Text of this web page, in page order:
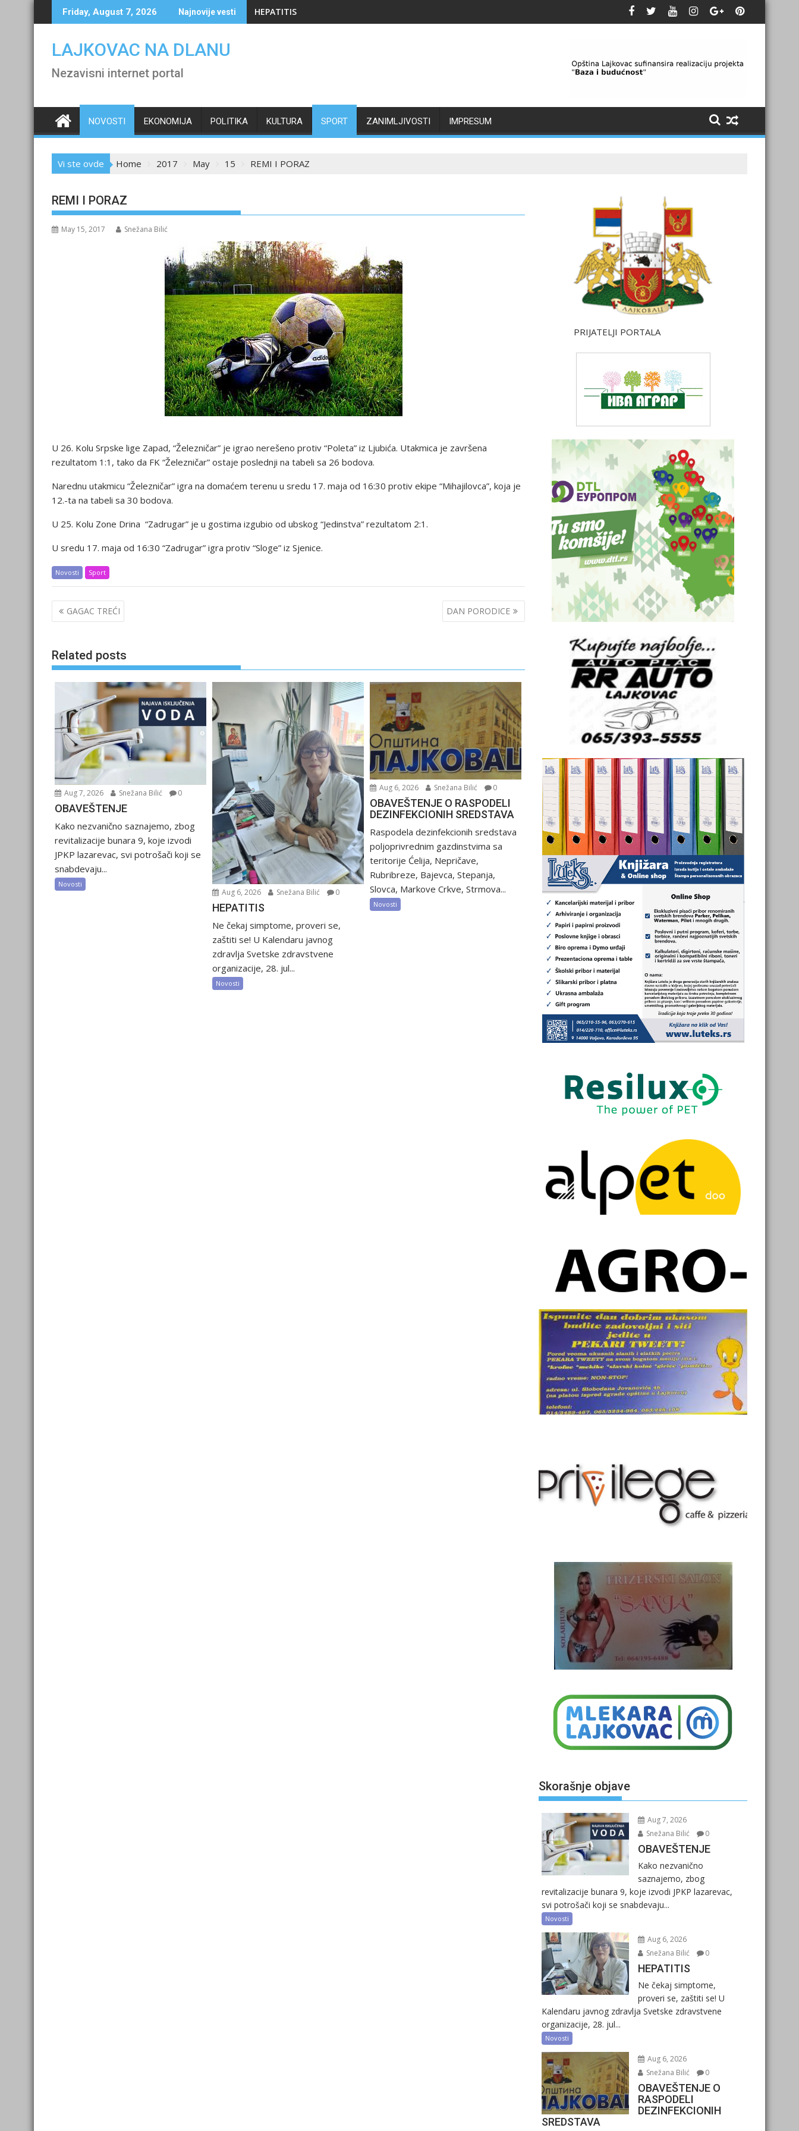
to
Friday, August 7, 2026 Najnovije vesti HEPATITIS
LAJKOVAC NA DLANU
Nezavisni internet portal
NOVOSTI EKONOMIJA POLITIKA KULTURA SPORT ZANIMLJIVOSTI IMPRESUM
Vi ste ovde Home 2017 May 15 REMI I PORAZ
REMI I PORAZ
May 15, 2017 Snežana Bilić
U 26. Kolu Srpske lige Zapad, “Železničar” je igrao nerešeno protiv “Poleta” iz Ljubića. Utakmica je završena
rezultatom 1:1, tako da FK “Železničar” ostaje poslednji na tabeli sa 26 bodova.
Narednu utakmicu “Železničar” igra na domaćem terenu u sredu 17. maja od 16:30 protiv ekipe “Mihajilovca”, koja je
12.-ta na tabeli sa 30 bodova.
U 25. Kolu Zone Drina “Zadrugar” je u gostima izgubio od ubskog “Jedinstva” rezultatom 2:1.
U sredu 17. maja od 16:30 “Zadrugar” igra protiv “Sloge” iz Sjenice.
Novosti Sport
Post
navigation
GAGAC TREĆI DAN PORODICE
Related posts
Aug 7, 2026 Snežana Bilić 0
OBAVEŠTENJE
Kako nezvanično saznajemo, zbog
revitalizacije bunara 9, koje izvodi
JPKP lazarevac, svi potrošači koji se
snabdevaju...
Novosti
Aug 6, 2026 Snežana Bilić 0
HEPATITIS
Ne čekaj simptome, proveri se,
zaštiti se! U Kalendaru javnog
zdravlja Svetske zdravstvene
organizacije, 28. jul...
Novosti
Aug 6, 2026 Snežana Bilić 0
OBAVEŠTENJE O RASPODELI
DEZINFEKCIONIH SREDSTAVA
Raspodela dezinfekcionih sredstava
poljoprivrednim gazdinstvima sa
teritorije Ćelija, Nepričave,
Rubribreze, Bajevca, Stepanja,
Slovca, Markove Crkve, Strmova...
Novosti
PRIJATELJI PORTALA
Skorašnje objave
Aug 7, 2026
Snežana Bilić
0
OBAVEŠTENJE
Kako nezvanično
saznajemo, zbog
revitalizacije bunara 9, koje izvodi JPKP lazarevac,
svi potrošači koji se snabdevaju...
Novosti
Aug 6, 2026
Snežana Bilić
0
HEPATITIS
Ne čekaj simptome,
proveri se, zaštiti se! U
Kalendaru javnog zdravlja Svetske zdravstvene
organizacije, 28. jul...
Novosti
Aug 6, 2026
Snežana Bilić
0
OBAVEŠTENJE O
RASPODELI
DEZINFEKCIONIH
SREDSTAVA